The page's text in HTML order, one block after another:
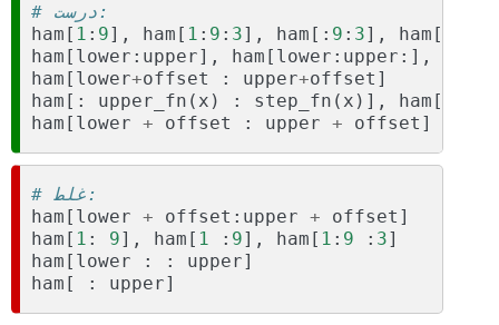
# درست:
ham [ 1 : 9], ham [ 1 : 9 : 3], ham [: 9 : 3], ham [
ham [ lower : upper], ham [ lower : upper :],
ham [ lower+offset : upper+offset ]
ham [: upper_fn ( x ) : step_fn ( x )], ham [::
ham [ lower + offset : upper + offset ]
# غلط:
ham [ lower + offset : upper + offset ]
ham [ 1 : 9], ham [ 1 : 9], ham [ 1 : 9 : 3]
ham [ lower : : upper]
ham [ : upper]